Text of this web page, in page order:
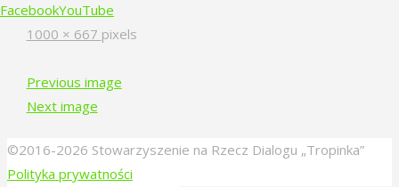
FacebookYouTube
content
Full
1000 × 667 pixels
Previous image
Next image
©2016-2026 Stowarzyszenie na Rzecz Dialogu „Tropinka”
Polityka prywatności